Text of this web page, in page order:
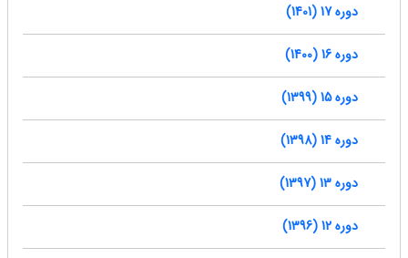
دوره 17 (1401)
دوره 16 (1400)
دوره 15 (1399)
دوره 14 (1398)
دوره 13 (1397)
دوره 12 (1396)